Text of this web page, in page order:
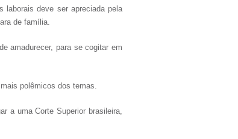
laborais deve ser apreciada pela
de família.
amadurecer, para se cogitar em
polêmicos dos temas.
a uma Corte Superior brasileira,